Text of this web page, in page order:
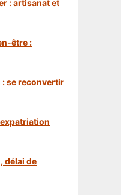
: artisanat et
être :
se reconvertir
expatriation
délai de